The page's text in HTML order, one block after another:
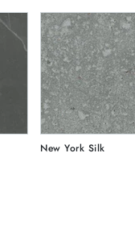
New York Silk